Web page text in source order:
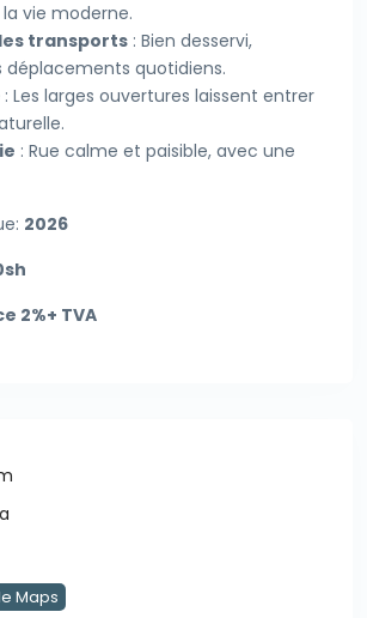
vie moderne.
transports : Bien desservi,
déplacements quotidiens.
: Les larges ouvertures laissent entrer
: Rue calme et paisible, avec une
2026
2%+ TVA
Maps